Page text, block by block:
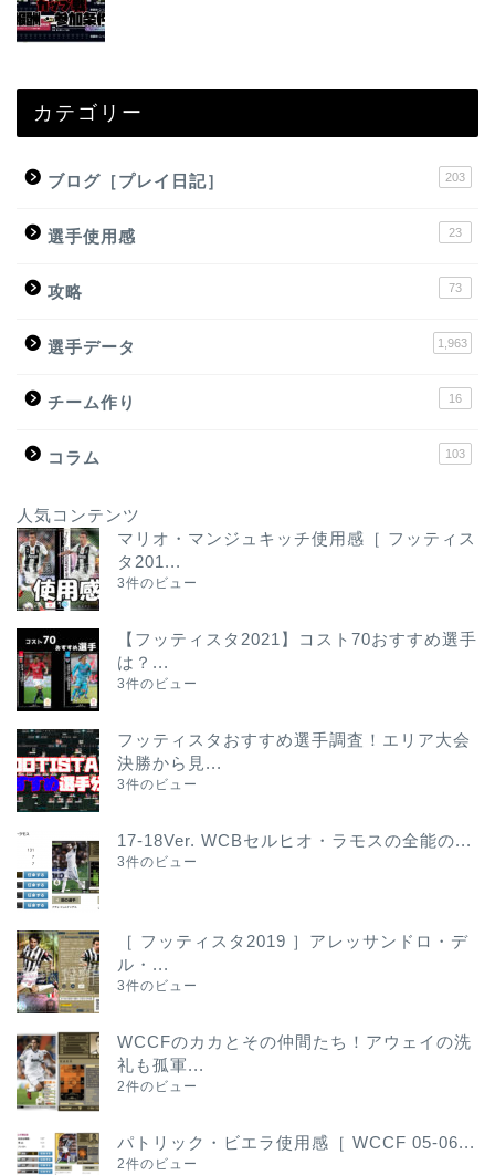
カテゴリー
ブログ［プレイ日記］ 203
選手使用感 23
攻略 73
選手データ 1,963
チーム作り 16
コラム 103
人気コンテンツ
マリオ・マンジュキッチ使用感［ フッティス
タ201...
3件のビュー
【フッティスタ2021】コスト70おすすめ選手
は？...
3件のビュー
フッティスタおすすめ選手調査！エリア大会
決勝から見...
3件のビュー
17-18Ver. WCBセルヒオ・ラモスの全能の...
3件のビュー
［ フッティスタ2019 ］アレッサンドロ・デ
ル・...
3件のビュー
WCCFのカカとその仲間たち！アウェイの洗
礼も孤軍...
2件のビュー
パトリック・ビエラ使用感［ WCCF 05-06...
2件のビュー